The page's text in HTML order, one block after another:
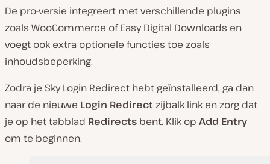
De pro-versie integreert met verschillende plugins
zoals WooCommerce of Easy Digital Downloads en
voegt ook extra optionele functies toe zoals
inhoudsbeperking.
Zodra je Sky Login Redirect hebt geïnstalleerd, ga dan
naar de nieuwe Login Redirectzijbalk link en zorg dat
je op het tabblad Redirects bent. Klik op Add Entry
om te beginnen.